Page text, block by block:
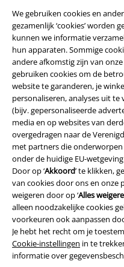
We gebruiken cookies en
gezamenlijk ‘cookies’ worden
kunnen we informatie
hun apparaten. Sommige
andere afkomstig zijn van
gebruiken cookies om de
website te garanderen, je
personaliseren, analyses uit
(bijv. gepersonaliseerde
media en op websites van
overgedragen naar de
met partners die
onder de huidige EU-
Door op ‘Akkoord’ te klikken,
van cookies door ons en onze
weigeren door op ‘Alles
alleen noodzakelijke cookies
voorkeuren ook aanpassen
Je hebt het recht om je
Cookie-instellingen in te
informatie over
Legal
Algemene Voorwaarden
Bedrijfsgegevens
Privacyverklaring